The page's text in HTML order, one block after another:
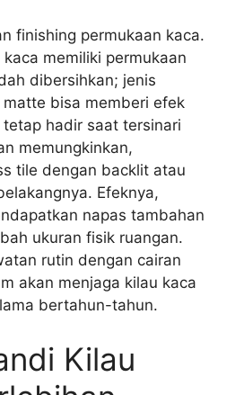
finishing permukaan kaca.
memiliki permukaan
dibersihkan; jenis
bisa memberi efek
hadir saat tersinari
memungkinkan,
tile dengan backlit atau
Efeknya,
napas tambahan
ukuran fisik ruangan.
rutin dengan cairan
akan menjaga kilau kaca
bertahun-tahun.
Kilau